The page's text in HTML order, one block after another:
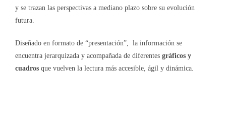
y se trazan las perspectivas a mediano plazo sobre su evolución
futura.
Diseñado en formato de “presentación”, la información se
encuentra jerarquizada y acompañada de diferentes gráficos y
cuadros que vuelven la lectura más accesible, ágil y dinámica.